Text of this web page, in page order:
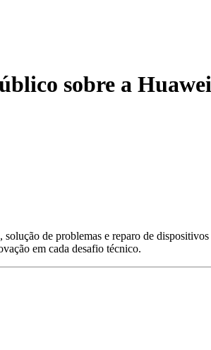
sobre a
de problemas e reparo de
em cada desafio técnico.